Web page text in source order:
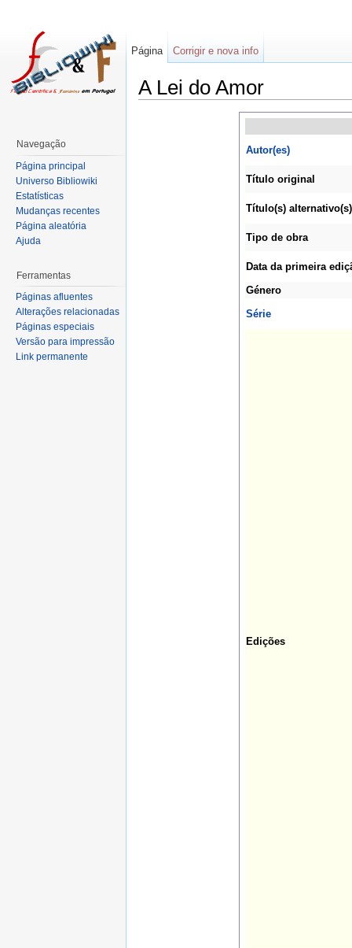
A Lei do Amor
Autor(es)
Título original
Título(s) alternativo(s)
Tipo de obra
Data da primeira
Género
Série
Edições
Página Corrigir e nova info
Navegação
Página principal
Universo Bibliowiki
Estatísticas
Mudanças recentes
Página aleatória
Ajuda
Ferramentas
Páginas afluentes
Alterações relacionadas
Páginas especiais
Versão para impressão
Link permanente